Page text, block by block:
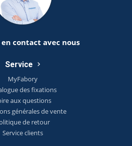
en contact avec nous
Service
MyFabory
des fixations
aux questions
générales de vente
de retour
Service clients